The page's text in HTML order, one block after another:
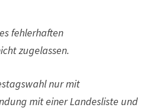
fehlerhaften
zugelassen.
nur mit
mit einer Landesliste und